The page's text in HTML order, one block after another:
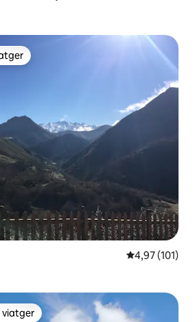
4,97 de
4,97 (101)
dels viatgers
viatger